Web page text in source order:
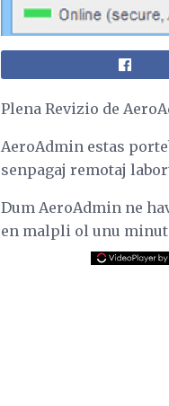
Plena Revizio de
AeroAdmin estas
senpagaj remotaj
Dum AeroAdmin ne
en malpli ol unu